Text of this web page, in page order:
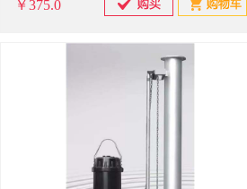
￥375.0